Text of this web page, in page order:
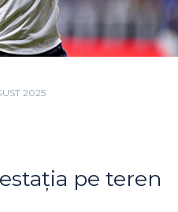
2025
pe teren